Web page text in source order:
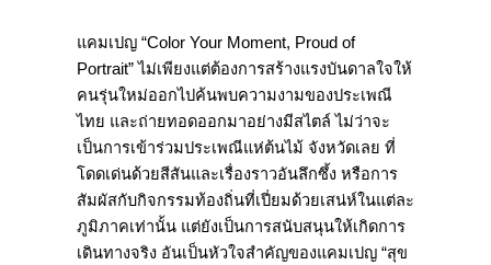
แคมเปญ “Color Your Moment, Proud of
Portrait” ไม่เพียงแต่ต้องการสร้างแรงบันดาลใจให้
คนรุ่นใหม่ออกไปค้นพบความงามของประเพณี
ไทย และถ่ายทอดออกมาอย่างมีสไตล์ ไม่ว่าจะ
เป็นการเข้าร่วมประเพณีแห่ต้นไม้ จังหวัดเลย ที่
โดดเด่นด้วยสีสันและเรื่องราวอันลึกซึ้ง หรือการ
สัมผัสกับกิจกรรมท้องถิ่นที่เปี่ยมด้วยเสน่ห์ในแต่ละ
ภูมิภาคเท่านั้น แต่ยังเป็นการสนับสนุนให้เกิดการ
เดินทางจริง อันเป็นหัวใจสำคัญของแคมเปญ “สุข